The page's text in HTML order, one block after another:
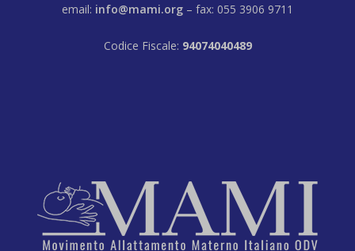
email: info@mami.org – fax: 055 3906 9711
Codice Fiscale: 94074040489